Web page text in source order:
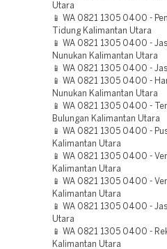
Utara
📱 WA 0821 1305 0400 -
Tidung Kalimantan Utara
📱 WA 0821 1305 0400 -
Nunukan Kalimantan Utara
📱 WA 0821 1305 0400 -
📱 WA 0821 1305 0400 -
Nunukan Kalimantan Utara
📱 WA 0821 1305 0400 -
Bulungan Kalimantan Utara
📱 WA 0821 1305 0400 -
Kalimantan Utara
📱 WA 0821 1305 0400 -
Kalimantan Utara
📱 WA 0821 1305 0400 -
Kalimantan Utara
📱 WA 0821 1305 0400 -
Utara
📱 WA 0821 1305 0400 -
Kalimantan Utara